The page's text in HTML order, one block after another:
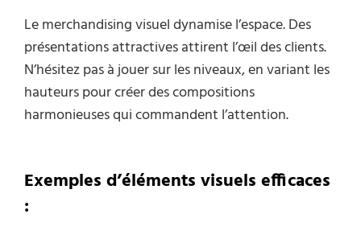
Le merchandising visuel dynamise l’espace. Des
présentations attractives attirent l’œil des clients.
N’hésitez pas à jouer sur les niveaux, en variant les
hauteurs pour créer des compositions
harmonieuses qui commandent l’attention.
Exemples d’éléments visuels efficaces
: